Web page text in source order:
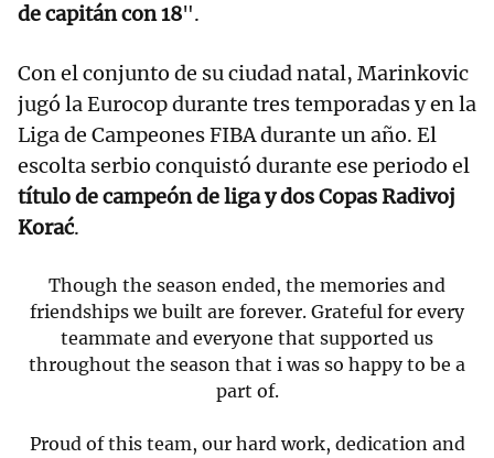
de capitán con 18".
Con el conjunto de su ciudad natal, Marinkovic
jugó la Eurocop durante tres temporadas y en la
Liga de Campeones FIBA ​​durante un año. El
escolta serbio conquistó durante ese periodo el
título de campeón de liga y dos Copas Radivoj
Korać.
Though the season ended, the memories and
friendships we built are forever. Grateful for every
teammate and everyone that supported us
throughout the season that i was so happy to be a
part of.
Proud of this team, our hard work, dedication and